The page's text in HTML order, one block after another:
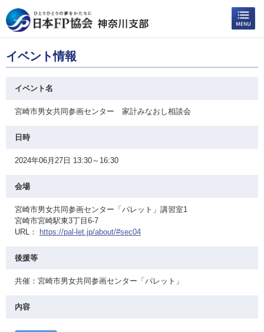
イベント情報
イベント名
宮崎市男女共同参画センター 家計みなおし相談会
日時
2024年06月27日 13:30～16:30
会場
宮崎市男女共同参画センター「パレット」講習室1
宮崎市宮崎駅東3丁目6-7
URL：
https://pal-let.jp/about/#sec04
後援等
共催：宮崎市男女共同参画センター「パレット」
内容